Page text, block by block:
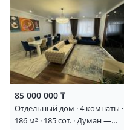
85 000 000 ₸
Отдельный дом · 4 комнаты ·
186 м² · 185 сот. · Думан —